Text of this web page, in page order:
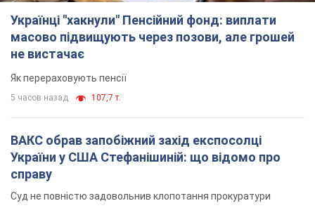
Українці "хакнули" Пенсійний фонд: виплати
масово підвищують через позови, але грошей
не вистачає
Як перераховують пенсії
5 часов назад 107,7 т.
ВАКС обрав запобіжний захід експосолці
України у США Стефанішиній: що відомо про
справу
Суд не повністю задовольнив клопотання прокуратури